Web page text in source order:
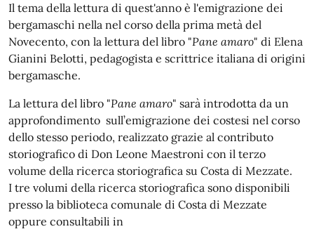
Il tema della lettura di quest'anno è l'emigrazione dei
bergamaschi nella nel corso della prima metà del
Novecento, con la lettura del libro "Pane amaro" di Elena
Gianini Belotti, pedagogista e scrittrice italiana di origini
bergamasche.
La lettura del libro "Pane amaro" sarà introdotta da un
approfondimento sull’emigrazione dei costesi nel corso
dello stesso periodo, realizzato grazie al contributo
storiografico di Don Leone Maestroni con il terzo
volume della ricerca storiografica su Costa di Mezzate.
I tre volumi della ricerca storiografica sono disponibili
presso la biblioteca comunale di Costa di Mezzate
oppure consultabili in